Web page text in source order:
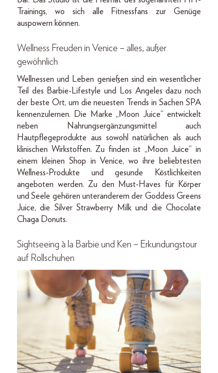
Trainings, wo sich alle Fitnessfans zur Genüge
auspowern können.
Wellness Freuden in Venice – alles, außer
gewöhnlich
Wellnessen und Leben genießen sind ein wesentlicher
Teil des Barbie-Lifestyle und Los Angeles dazu noch
der beste Ort, um die neuesten Trends in Sachen SPA
kennenzulernen. Die Marke „Moon Juice“ entwickelt
neben Nahrungsergänzungsmittel auch
Hautpflegeprodukte aus sowohl natürlichen als auch
klinischen Wirkstoffen. Zu finden ist „Moon Juice“ in
einem kleinen Shop in Venice, wo ihre beliebtesten
Wellness-Produkte und gesunde Köstlichkeiten
angeboten werden. Zu den Must-Haves für Körper
und Seele gehören unteranderem der Goddess Greens
Juice, die Silver Strawberry Milk und die Chocolate
Chaga Donuts.
Sightseeing à la Barbie und Ken – Erkundungstour
auf Rollschuhen